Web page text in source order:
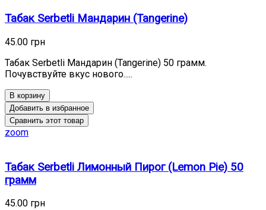
Табак Serbetli Мандарин (Tangerine)
45.00 грн
Табак Serbetli Мандарин (Tangerine) 50 грамм.
Почувствуйте вкус нового.....
В корзину
Добавить в избранное
Сравнить этот товар
zoom
Табак Serbetli Лимонный Пирог (Lemon Pie) 50
грамм
45.00 грн